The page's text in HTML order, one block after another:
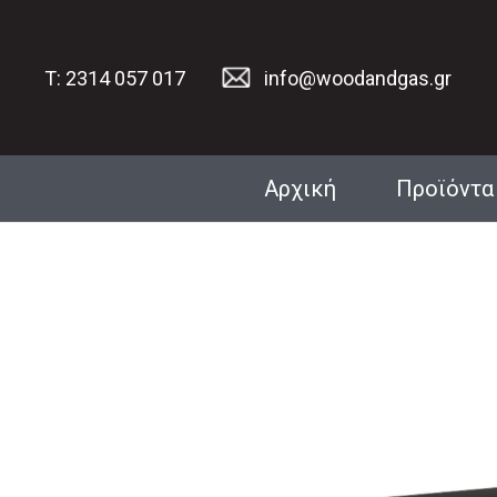
T: 2314 057 017 info@woodandgas.gr
Αρχική Προϊόντα